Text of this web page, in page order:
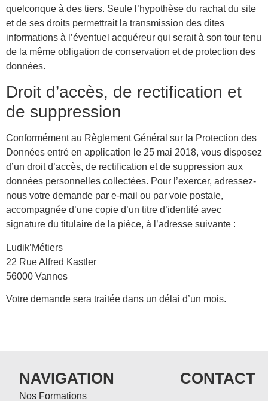
quelconque à des tiers. Seule l’hypothèse du rachat du site
et de ses droits permettrait la transmission des dites
informations à l’éventuel acquéreur qui serait à son tour tenu
de la même obligation de conservation et de protection des
données.
Droit d’accès, de rectification et
de suppression
Conformément au Règlement Général sur la Protection des
Données entré en application le 25 mai 2018, vous disposez
d’un droit d’accès, de rectification et de suppression aux
données personnelles collectées. Pour l’exercer, adressez-
nous votre demande par e-mail ou par voie postale,
accompagnée d’une copie d’un titre d’identité avec
signature du titulaire de la pièce, à l’adresse suivante :
Ludik’Métiers
22 Rue Alfred Kastler
56000 Vannes
Votre demande sera traitée dans un délai d’un mois.
NAVIGATION
Nos Formations
CONTACT